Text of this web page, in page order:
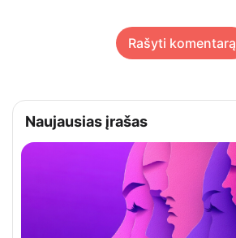
Rašyti komentarą
Naujausias įrašas